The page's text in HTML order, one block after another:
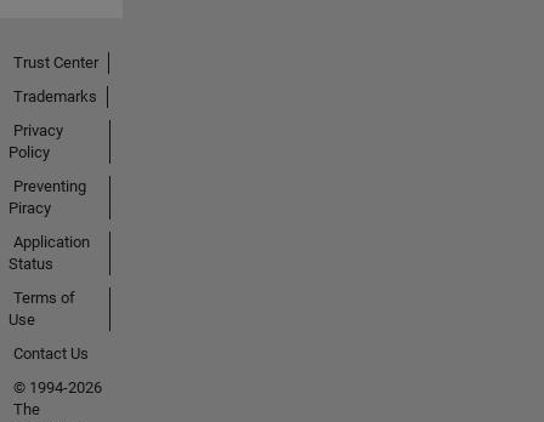
Trust Center
Trademarks
Privacy
Policy
Preventing
Piracy
Application
Status
Terms of
Use
Contact Us
© 1994-2026
The